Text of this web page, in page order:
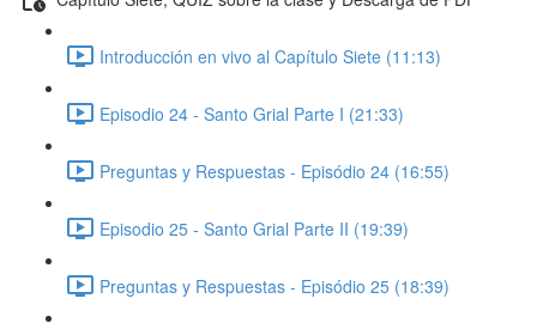
Introducción en vivo al Capítulo Siete (11:13)
Episodio 24 - Santo Grial Parte I (21:33)
Preguntas y Respuestas - Episódio 24 (16:55)
Episodio 25 - Santo Grial Parte II (19:39)
Preguntas y Respuestas - Episódio 25 (18:39)